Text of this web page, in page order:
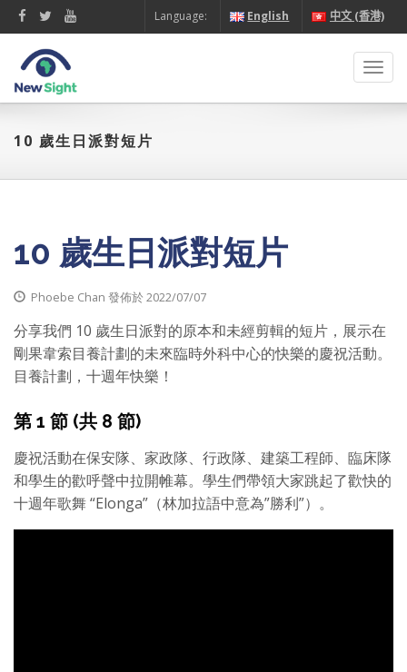
Language: English 中文 (香港)
10 歲生日派對短片
10 歲生日派對短片
Phoebe Chan 發佈於 2022/07/07
分享我們 10 歲生日派對的原本和未經剪輯的短片，展示在
剛果韋索目養計劃的未來臨時外科中心的快樂的慶祝活動。
目養計劃，十週年快樂！
第 1 節 (共 8 節)
慶祝活動在保安隊、家政隊、行政隊、建築工程師、臨床隊
和學生的歡呼聲中拉開帷幕。學生們帶領大家跳起了歡快的
十週年歌舞 “Elonga”（林加拉語中意為”勝利”）。